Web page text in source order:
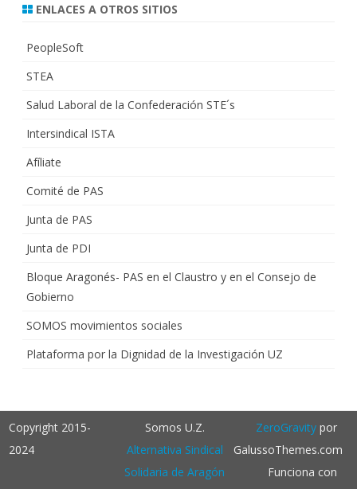
ENLACES A OTROS SITIOS
PeopleSoft
STEA
Salud Laboral de la Confederación STE´s
Intersindical ISTA
Afíliate
Comité de PAS
Junta de PAS
Junta de PDI
Bloque Aragonés- PAS en el Claustro y en el Consejo de
Gobierno
SOMOS movimientos sociales
Plataforma por la Dignidad de la Investigación UZ
Copyright 2015-
2024
Somos U.Z.
Alternativa Sindical
Solidaria de Aragón
ZeroGravitypor
GalussoThemes.com
Funciona con